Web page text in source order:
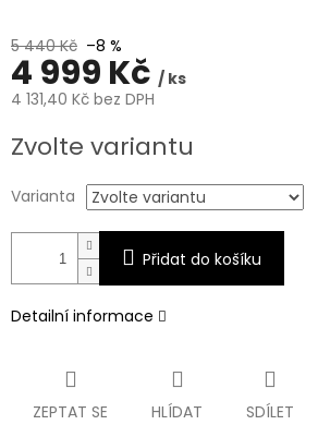
5 440 Kč –8 %
4 999 Kč / ks
4 131,40 Kč bez DPH
cena:
Zvolte variantu
Varianta
Přidat do košíku
Detailní informace
ZEPTAT SE HLÍDAT SDÍLET